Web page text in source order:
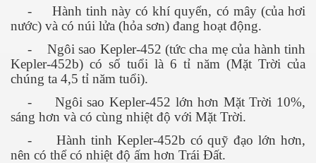
-
Hành tinh này có khí quyển, có mây (của hơi
nước) và có núi lửa (hỏa sơn) đang hoạt động.
-
Ngôi sao Kepler-452 (tức cha mẹ của hành tinh
Kepler-452b) có số tuổi là 6 tỉ năm (Mặt Trời của
chúng ta 4,5 tỉ năm tuổi).
-
Ngôi sao Kepler-452 lớn hơn Mặt Trời 10%,
sáng hơn và có cùng nhiệt độ với Mặt Trời.
-
Hành tinh Kepler-452b có quỹ đạo lớn hơn,
nên có thể có nhiệt độ ấm hơn Trái Đất.